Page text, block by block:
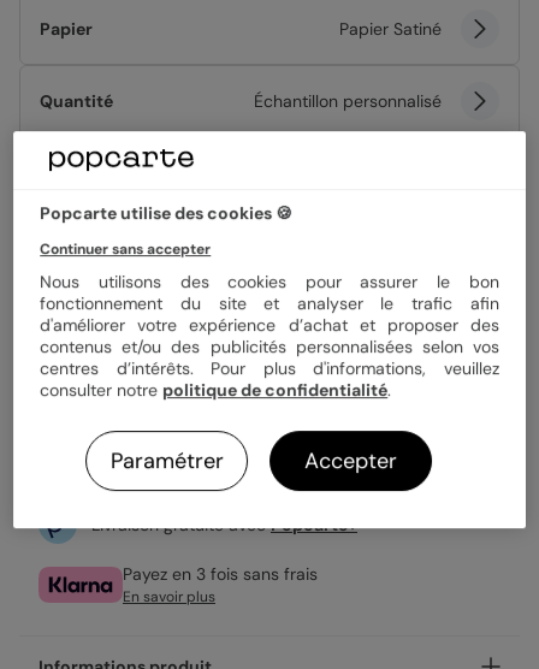
Papier Papier Satiné
Quantité Échantillon personnalisé
0,99 €
Fabrication française
Expédition rapide en 24h
Personnaliser
Échantillon personnalisé offert
Livraison gratuite avecPopcarte+
Payez en 3 fois sans frais
En savoir plus
Popcarte utilise des cookies 🍪
Continuer sans accepter
Nous utilisons des cookies pour assurer le bon
fonctionnement du site et analyser le trafic afin
d'améliorer votre expérience d’achat et proposer des
contenus et/ou des publicités personnalisées selon vos
centres d’intérêts. Pour plus d'informations, veuillez
consulter notre politique de confidentialité.
Paramétrer Accepter